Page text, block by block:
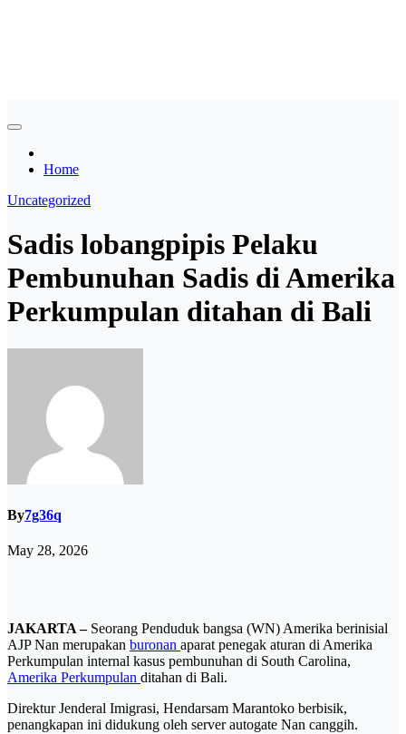
Home
Uncategorized
Sadis lobangpipis Pelaku
Pembunuhan Sadis di Amerika
Perkumpulan ditahan di Bali
By7g36q
May 28, 2026
JAKARTA –Seorang Penduduk bangsa (WN) Amerika berinisial
AJP Nan merupakan buronan aparat penegak aturan di Amerika
Perkumpulan internal kasus pembunuhan di South Carolina,
Amerika Perkumpulan ditahan di Bali.
Direktur Jenderal Imigrasi, Hendarsam Marantoko berbisik,
penangkapan ini didukung oleh server autogate Nan canggih.